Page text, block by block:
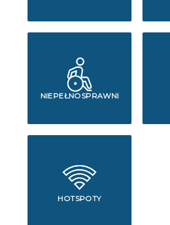
NIEPEŁNOSPRAWNI
HOTSPOTY